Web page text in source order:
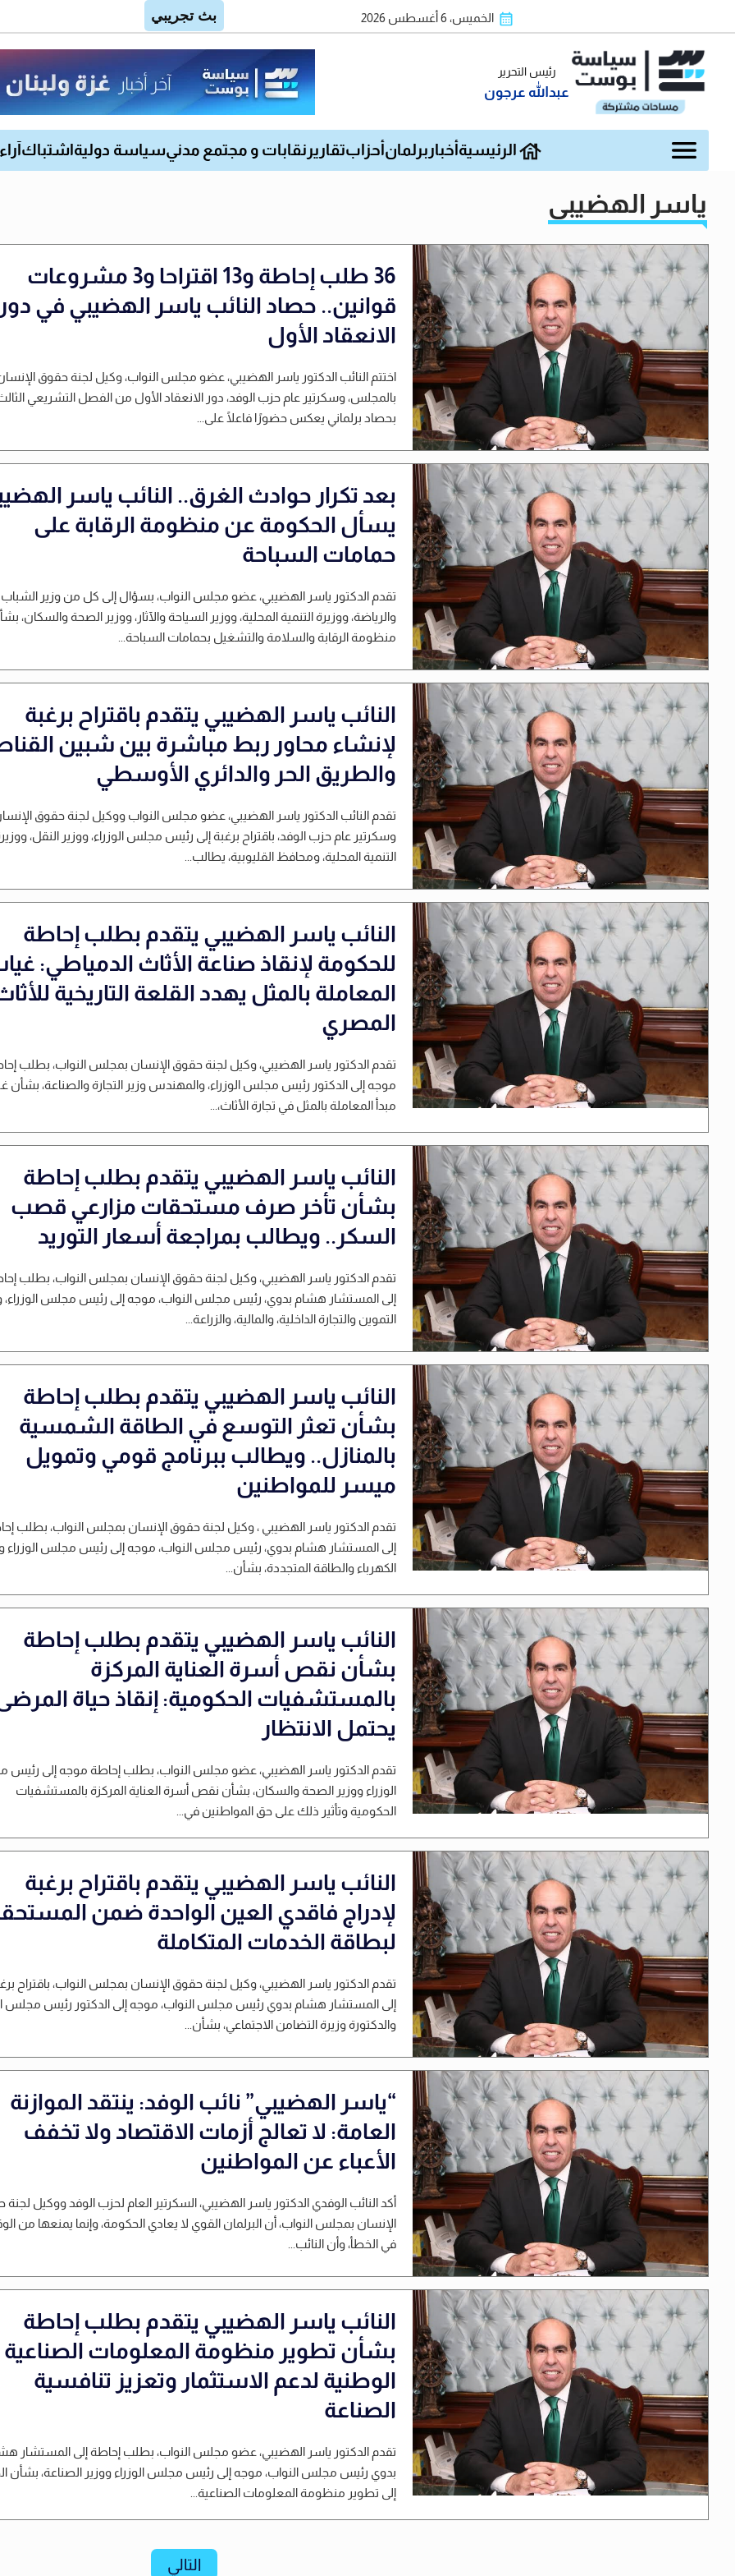
الخميس، 6 أغسطس 2026
رئيس التحرير
عبدالله عرجون
الرئيسية أخبار برلمان أحزابتقارير نقابات و مجتمع مدنيسياسة دولية اشتباك
ياسر الهضيبي
36 طلب إحاطة و13 اقتراحا و3 مشروعات
قوانين.. حصاد النائب ياسر الهضيبي في دور
الانعقاد الأول
اختتم النائب الدكتور ياسر الهضيبي، عضو مجلس النواب، وكيل لجنة حقوق
بالمجلس، وسكرتير عام حزب الوفد، دور الانعقاد الأول من الفصل التشريعي
بحصاد برلماني يعكس حضورًا فاعلًا على...
بعد تكرار حوادث الغرق.. النائب ياسر
يسأل الحكومة عن منظومة الرقابة على
حمامات السباحة
تقدم الدكتور ياسر الهضيبي، عضو مجلس النواب، بسؤال إلى كل من وزير الشباب
والرياضة، ووزيرة التنمية المحلية، ووزير السياحة والآثار، ووزير الصحة والسكان،
منظومة الرقابة والسلامة والتشغيل بحمامات السباحة...
النائب ياسر الهضيبي يتقدم باقتراح برغبة
لإنشاء محاور ربط مباشرة بين شبين
والطريق الحر والدائري الأوسطي
تقدم النائب الدكتور ياسر الهضيبي، عضو مجلس النواب ووكيل لجنة حقوق
وسكرتير عام حزب الوفد، باقتراح برغبة إلى رئيس مجلس الوزراء، ووزير النقل،
التنمية المحلية، ومحافظ القليوبية، يطالب...
النائب ياسر الهضيبي يتقدم بطلب إحاطة
للحكومة لإنقاذ صناعة الأثاث الدمياطي:
المعاملة بالمثل يهدد القلعة التاريخية
المصري
تقدم الدكتور ياسر الهضيبي، وكيل لجنة حقوق الإنسان بمجلس النواب، بطلب
موجه إلى الدكتور رئيس مجلس الوزراء، والمهندس وزير التجارة والصناعة، بشأن
مبدأ المعاملة بالمثل في تجارة الأثاث،...
النائب ياسر الهضيبي يتقدم بطلب إحاطة
بشأن تأخر صرف مستحقات مزارعي قصب
السكر.. ويطالب بمراجعة أسعار التوريد
تقدم الدكتور ياسر الهضيبي، وكيل لجنة حقوق الإنسان بمجلس النواب، بطلب
إلى المستشار هشام بدوي، رئيس مجلس النواب، موجه إلى رئيس مجلس الوزراء،
التموين والتجارة الداخلية، والمالية، والزراعة...
النائب ياسر الهضيبي يتقدم بطلب إحاطة
بشأن تعثر التوسع في الطاقة الشمسية
بالمنازل.. ويطالب ببرنامج قومي وتمويل
ميسر للمواطنين
تقدم الدكتور ياسر الهضيبي ، وكيل لجنة حقوق الإنسان بمجلس النواب، بطلب
إلى المستشار هشام بدوي، رئيس مجلس النواب، موجه إلى رئيس مجلس الوزراء
الكهرباء والطاقة المتجددة، بشأن...
النائب ياسر الهضيبي يتقدم بطلب إحاطة
بشأن نقص أسرة العناية المركزة
بالمستشفيات الحكومية: إنقاذ حياة
يحتمل الانتظار
تقدم الدكتور ياسر الهضيبي، عضو مجلس النواب، بطلب إحاطة موجه إلى
الوزراء ووزير الصحة والسكان، بشأن نقص أسرة العناية المركزة بالمستشفيات
الحكومية وتأثير ذلك على حق المواطنين في...
النائب ياسر الهضيبي يتقدم باقتراح برغبة
لإدراج فاقدي العين الواحدة ضمن
لبطاقة الخدمات المتكاملة
تقدم الدكتور ياسر الهضيبي، وكيل لجنة حقوق الإنسان بمجلس النواب، باقتراح
إلى المستشار هشام بدوي رئيس مجلس النواب، موجه إلى الدكتور رئيس مجلس
والدكتورة وزيرة التضامن الاجتماعي، بشأن...
“ياسر الهضيبي” نائب الوفد: ينتقد الموازنة
العامة: لا تعالج أزمات الاقتصاد ولا تخفف
الأعباء عن المواطنين
أكد النائب الوفدي الدكتور ياسر الهضيبي، السكرتير العام لحزب الوفد ووكيل
الإنسان بمجلس النواب، أن البرلمان القوي لا يعادي الحكومة، وإنما يمنعها من
في الخطأ، وأن النائب...
النائب ياسر الهضيبي يتقدم بطلب إحاطة
بشأن تطوير منظومة المعلومات الصناعية
الوطنية لدعم الاستثمار وتعزيز تنافسية
الصناعة
تقدم الدكتور ياسر الهضيبي، عضو مجلس النواب، بطلب إحاطة إلى المستشار
بدوي رئيس مجلس النواب، موجه إلى رئيس مجلس الوزراء ووزير الصناعة، بشأن
إلى تطوير منظومة المعلومات الصناعية...
التالي